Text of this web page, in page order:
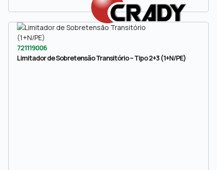
721119006
Limitador de Sobretensão Transitório – Tipo 2+3 (1+N/PE)